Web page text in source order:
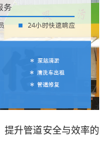
提升管道安全与效率的